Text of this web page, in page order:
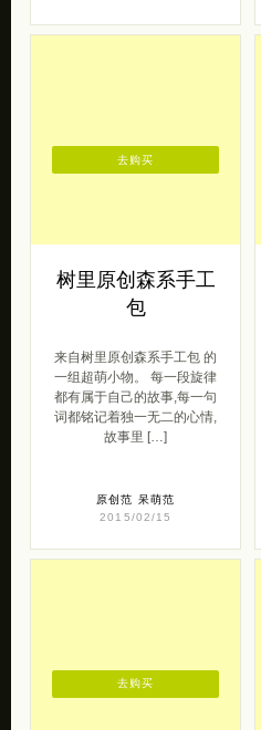
树里原创森系手工
包
来自树里原创森系手工包 的
一组超萌小物。 每一段旋律
都有属于自己的故事,每一句
词都铭记着独一无二的心情,
故事里 […]
原创范 呆萌范
2015/02/15
去购买
去购买